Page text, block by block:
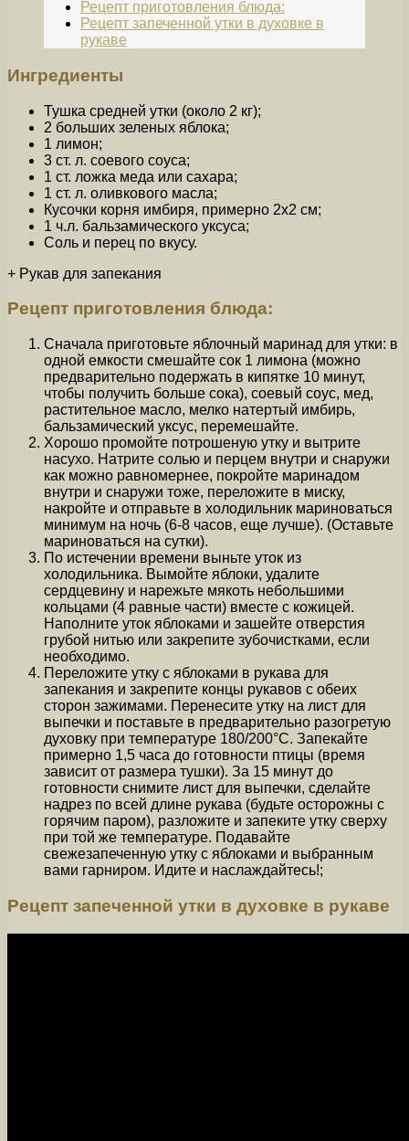
Рецепт приготовления блюда:
Рецепт запеченной утки в духовке в
рукаве
Ингредиенты
Тушка средней утки (около 2 кг);
2 больших зеленых яблока;
1 лимон;
3 ст. л. соевого соуса;
1 ст. ложка меда или сахара;
1 ст. л. оливкового масла;
Кусочки корня имбиря, примерно 2х2 см;
1 ч.л. бальзамического уксуса;
Соль и перец по вкусу.
+ Рукав для запекания
Рецепт приготовления блюда:
Сначала приготовьте яблочный маринад для утки: в
одной емкости смешайте сок 1 лимона (можно
предварительно подержать в кипятке 10 минут,
чтобы получить больше сока), соевый соус, мед,
растительное масло, мелко натертый имбирь,
бальзамический уксус, перемешайте.
Хорошо промойте потрошеную утку и вытрите
насухо. Натрите солью и перцем внутри и снаружи
как можно равномернее, покройте маринадом
внутри и снаружи тоже, переложите в миску,
накройте и отправьте в холодильник мариноваться
минимум на ночь (6-8 часов, еще лучше). (Оставьте
мариноваться на сутки).
По истечении времени выньте уток из
холодильника. Вымойте яблоки, удалите
сердцевину и нарежьте мякоть небольшими
кольцами (4 равные части) вместе с кожицей.
Наполните уток яблоками и зашейте отверстия
грубой нитью или закрепите зубочистками, если
необходимо.
Переложите утку с яблоками в рукава для
запекания и закрепите концы рукавов с обеих
сторон зажимами. Перенесите утку на лист для
выпечки и поставьте в предварительно разогретую
духовку при температуре 180/200°C. Запекайте
примерно 1,5 часа до готовности птицы (время
зависит от размера тушки). За 15 минут до
готовности снимите лист для выпечки, сделайте
надрез по всей длине рукава (будьте осторожны с
горячим паром), разложите и запеките утку сверху
при той же температуре. Подавайте
свежезапеченную утку с яблоками и выбранным
вами гарниром. Идите и наслаждайтесь!;
Рецепт запеченной утки в духовке в рукаве